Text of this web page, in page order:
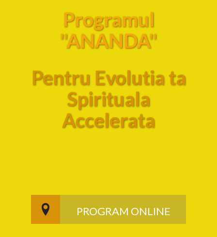
Programul
"ANANDA"
PROGRAM ONLINE
Pentru Evolutia ta
Spirituala
Accelerata